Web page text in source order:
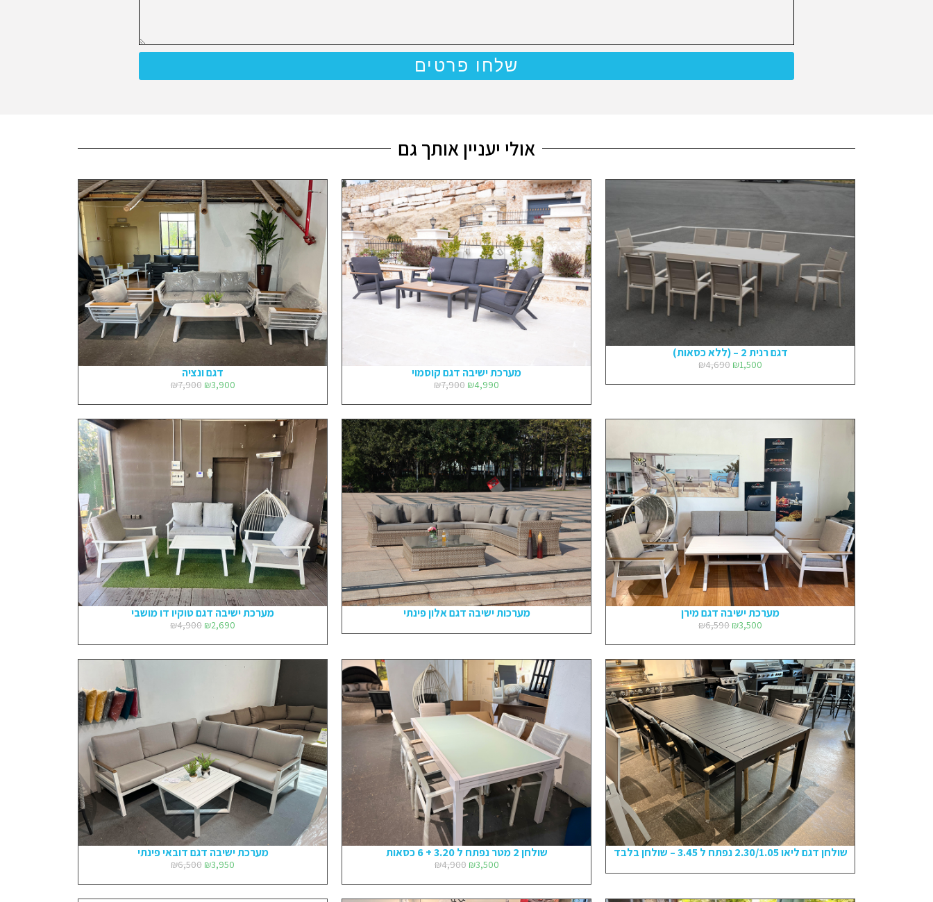
שלחו פרטים
אולי יעניין אותך גם
דגם ונציה
₪7,900 ₪3,900
מערכת ישיבה דגם קוסמוי
₪7,900 ₪4,990
דגם רנית 2 – (ללא כסאות)
₪4,690 ₪1,500
מערכת ישיבה דגם טוקיו דו מושבי
₪4,900 ₪2,690
מערכות ישיבה דגם אלון פינתי מערכת ישיבה דגם מירן
₪6,590 ₪3,500
מערכת ישיבה דגם דובאי פינתי
₪6,500 ₪3,950
שולחן 2 מטר נפתח ל 3.20 + 6 כסאות
₪4,900 ₪3,500
שולחן דגם ליאו 2.30/1.05 נפתח ל 3.45 – שולחן בלבד